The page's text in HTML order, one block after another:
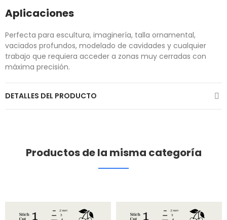
Aplicaciones
Perfecta para escultura, imaginería, talla ornamental,
vaciados profundos, modelado de cavidades y cualquier
trabajo que requiera acceder a zonas muy cerradas con
máxima precisión.
DETALLES DEL PRODUCTO
Productos de la misma categoría